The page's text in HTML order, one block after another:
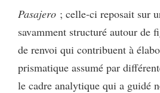
Pasajero ; celle-ci reposait sur
savamment structuré autour de
de renvoi qui contribuent à
prismatique assumé par
le cadre analytique qui a guidé